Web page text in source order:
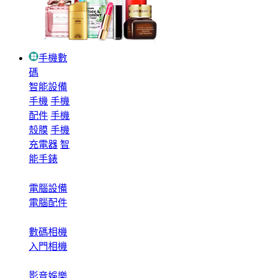
手機數
碼
智能設備
手機 手機
配件 手機
殼膜 手機
充電器 智
能手錶
電腦設備
電腦配件
數碼相機
入門相機
影音娛樂